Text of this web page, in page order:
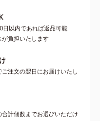
日以内であれば返品可能
負担いたします
注文の翌日にお届けいたし
計個数までお選びいただけ